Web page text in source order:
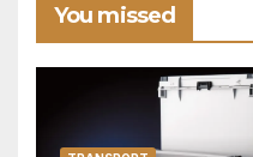
You missed